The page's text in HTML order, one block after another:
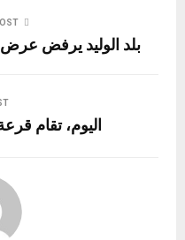
بلد الوليد يرفض
اليوم، تقام